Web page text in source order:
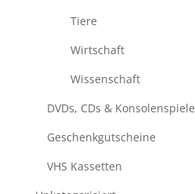
Tiere
Wirtschaft
Wissenschaft
DVDs, CDs & Konsolenspiele
Geschenkgutscheine
VHS Kassetten